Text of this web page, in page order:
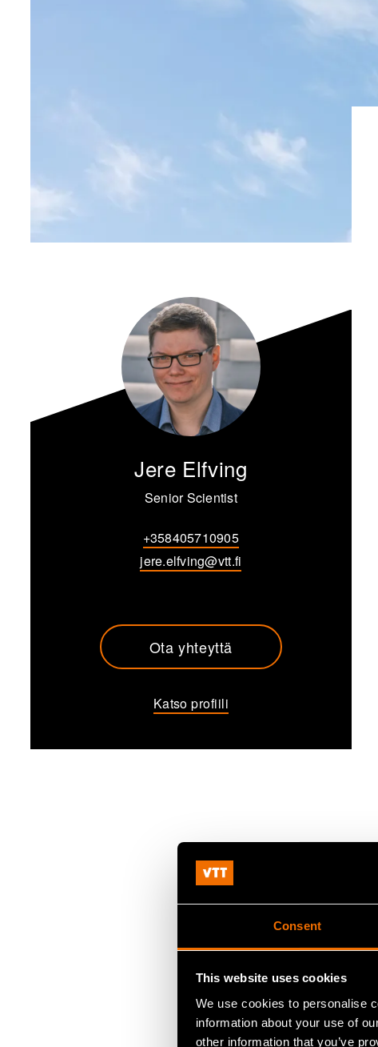
Consent
This website uses cookies
We use cookies to personalise
information about your use of
other information that you’ve
Jere Elfving
Senior Scientist
+358405710905
jere.elfving@vtt.fi
Ota yhteyttä
Katso profiili